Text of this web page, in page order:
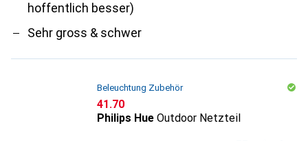
hoffentlich besser)
Sehr gross & schwer
Beleuchtung Zubehör
CHF
41.70
Philips Hue Outdoor Netzteil